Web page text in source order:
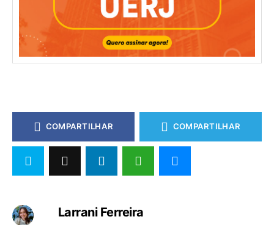
COMPARTILHAR COMPARTILHAR
Larrani Ferreira